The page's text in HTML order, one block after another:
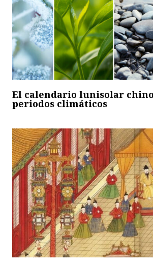
El calendario lunisolar
periodos climáticos